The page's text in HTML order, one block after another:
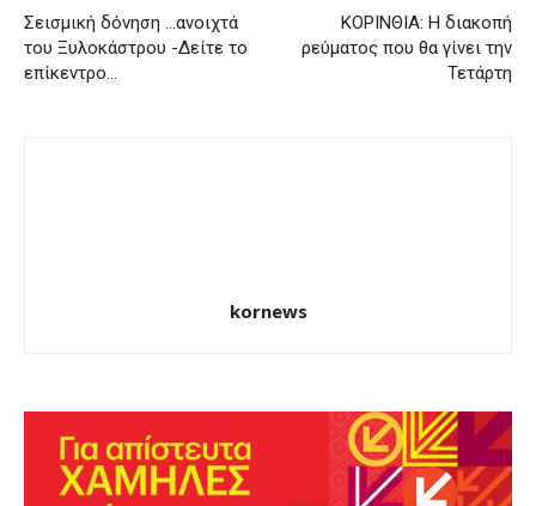
Σεισμική δόνηση …ανοιχτά
του Ξυλοκάστρου -Δείτε το
επίκεντρο…
ΚΟΡΙΝΘΙΑ: Η διακοπή
ρεύματος που θα γίνει την
Τετάρτη
kornews